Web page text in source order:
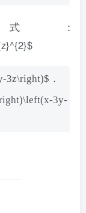
：
．
3y-